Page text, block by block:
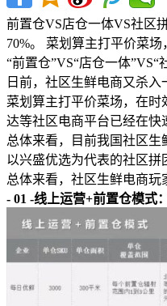
前置仓VS店仓一体VS社区
70%。 菜划算主打平价菜
“前置仓”VS“店仓一体
日前，社区生鲜电商又杀
菜划算主打平价菜场，在
达等社区电商平台已经在快
总体来看，目前我国社区生
以兴盛优选为代表的社区拼
总体来看，社区生鲜电商玩
- 01 -线上运营+前置仓模式